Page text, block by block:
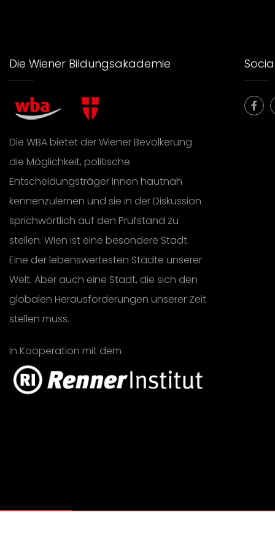
Die Wiener Bildungsakademie
Die WBA bietet der Wiener Bevölkerung
die Möglichkeit, politische
Entscheidungsträger Innen hautnah
kennenzulernen und sie in der Diskussion
sprichwörtlich auf den Prüfstand zu
stellen. Wien ist eine besondere Stadt.
Eine der lebenswertesten Städte unserer
Welt. Aber auch eine Stadt, die sich den
globalen Herausforderungen unserer Zeit
stellen muss.
In Kooperation mit dem